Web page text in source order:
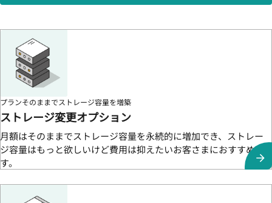
プランそのままでストレージ容量を増築
ストレージ変更オプション
月額はそのままでストレージ容量を永続的に増加でき、ストレー
ジ容量はもっと欲しいけど費用は抑えたいお客さまにおすすめで
す。